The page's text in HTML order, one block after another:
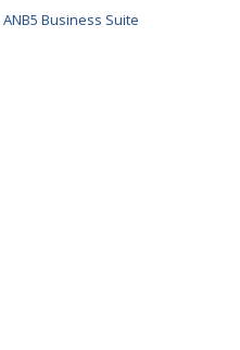
ANB5 Business Suite